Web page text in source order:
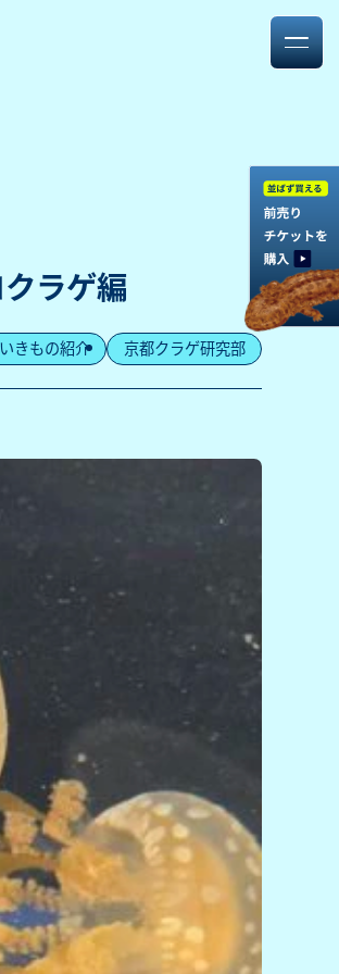
ラゲ編
いきもの紹介 京都クラゲ研究部